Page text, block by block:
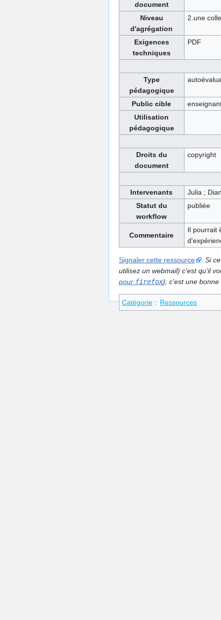
document
Niveau
d'agrégation
2.une
Exigences
techniques
PDF
Type
pédagogique
Public cible
Utilisation
pédagogique
Droits du
document
copyright
Intervenants
Julia ;
Statut du
workflow
publiée
Commentaire
Il pourrait
Signaler cette ressource . Si
utilisez un webmail) c'est qu'il
pour firefox); c'est une
Catégorie : Ressources